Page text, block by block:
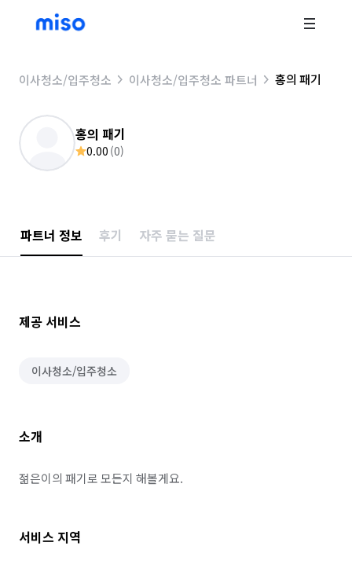
이사청소/입주청소 이사청소/입주청소 파트너 홍의 패기
홍의 패기
0.00 (0)
파트너 정보 후기 자주 묻는 질문
제공 서비스
이사청소/입주청소
소개
젊은이의 패기로 모든지 해볼게요.
서비스 지역